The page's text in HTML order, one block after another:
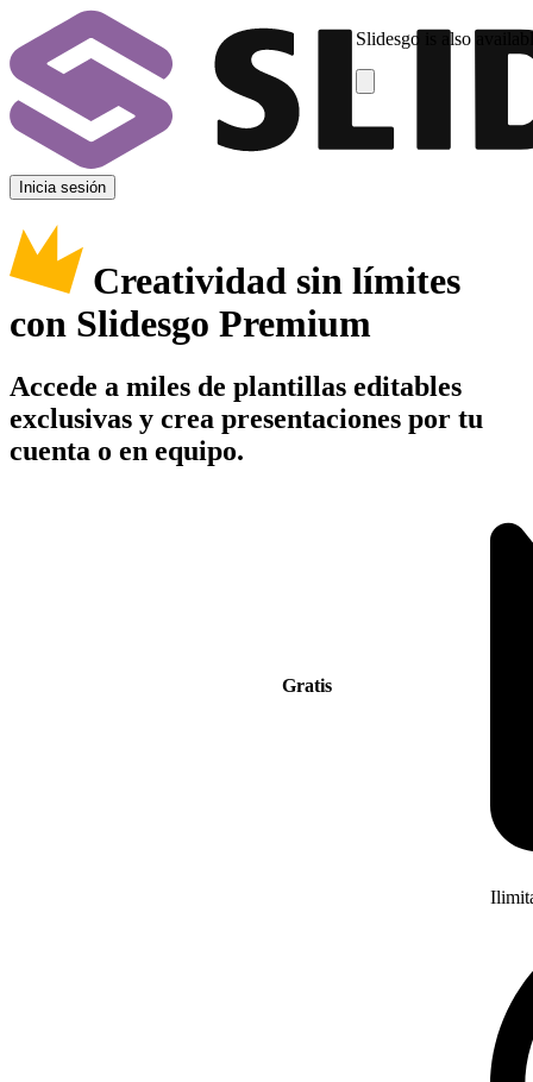
Slidesgo is also
Inicia sesión
Creatividad sin límites
con Slidesgo Premium
Accede a miles de plantillas editables
exclusivas y crea presentaciones por tu
cuenta o en equipo.
Gratis